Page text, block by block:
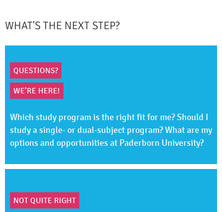
WHAT'S THE NEXT STEP?
QUESTIONS?
WE’RE HERE!
Which study program is the right fit for me? Should I
study a single- or dual-subject program? What are my
options and opportunities at Paderborn University?
NOT QUITE RIGHT